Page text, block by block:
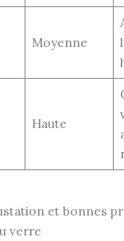
Moyenne
Haute
et bonnes
verre